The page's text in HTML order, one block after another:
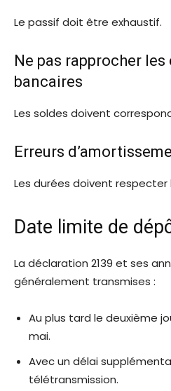
Le passif doit être exhaustif.
Ne pas rapprocher
bancaires
Les soldes doivent
Erreurs
Les durées doivent respecter
Date limite de
La déclaration 2139 et ses
généralement transmises :
Au plus tard le deuxième
mai.
Avec un délai
télétransmission.